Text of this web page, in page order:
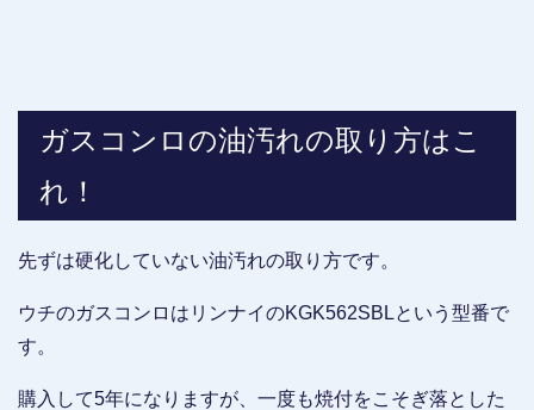
ガスコンロの油汚れの取り方はこ
れ！
先ずは硬化していない油汚れの取り方です。
ウチのガスコンロはリンナイのKGK562SBLという型番で
す。
購入して5年になりますが、一度も焼付をこそぎ落とした